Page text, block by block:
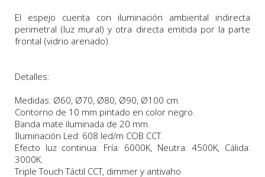
El espejo cuenta con iluminación ambiental indirecta
perimetral (luz mural) y otra directa emitida por la parte
frontal (vidrio arenado).
Detalles:
Medidas: Ø60, Ø70, Ø80, Ø90, Ø100 cm.
Contorno de 10 mm pintado en color negro.
Banda mate iluminada de 20 mm.
Iluminación Led: 608 led/m COB CCT.
Efecto luz continua: Fría: 6000K, Neutra: 4500K, Cálida:
3000K.
Triple Touch Táctil CCT, dimmer y antivaho